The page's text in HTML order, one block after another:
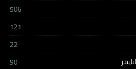
506
121
22
90